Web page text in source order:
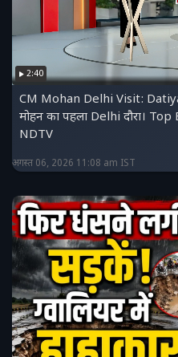
2:40
CM Mohan Delhi Visit:
मोहन का पहला Delhi दौरा।
NDTV
अगस्त 06, 2026 11:08 am IST